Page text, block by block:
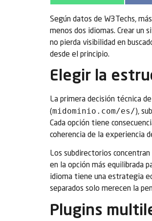
Según datos de W3Techs,
menos dos idiomas. Crear un
no pierda visibilidad en
desde el principio.
Elegir la
La primera decisión técnica
(midominio.com/es/),
Cada opción tiene
coherencia de la experiencia
Los subdirectorios
en la opción más equilibrada
idioma tiene una estrategia
separados solo merecen la
Plugins